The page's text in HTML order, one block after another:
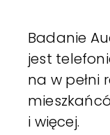
Badanie
jest
na w pełni
i więcej.